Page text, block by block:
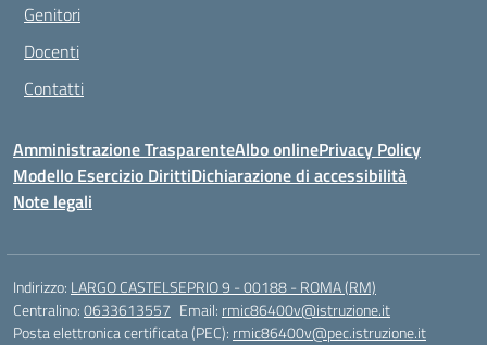
Genitori
Docenti
Contatti
Amministrazione TrasparenteAlbo onlinePrivacy Policy
Modello Esercizio DirittiDichiarazione di accessibilità
Note legali
Indirizzo: LARGO CASTELSEPRIO 9 - 00188 - ROMA (RM)
Centralino:0633613557 Email: rmic86400v@istruzione.it
Posta elettronica certificata (PEC): rmic86400v@pec.istruzione.it